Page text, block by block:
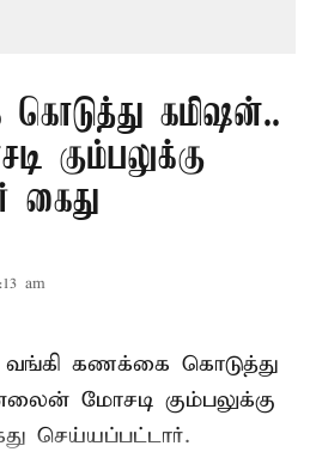
கமிஷன்..
கும்பலுக்கு
கைது
am
வங்கி கணக்கை கொடுத்து
மோசடி கும்பலுக்கு
செய்யப்பட்டார்.